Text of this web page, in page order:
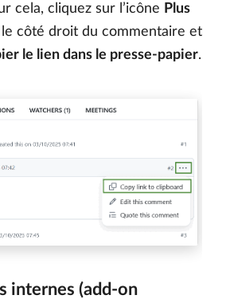
cela, cliquez sur l’icône Plus
côté droit du commentaire et
le lien dans le presse-papier.
internes (add-on